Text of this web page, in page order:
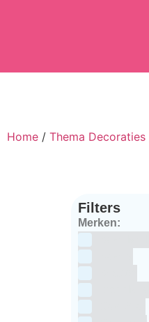
Home / Thema Decoraties
Filters
Merken: